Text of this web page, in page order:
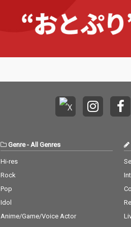
Genre- All Genres
Hi-res
Rock
Pop
Idol
Anime/Game/Voice Actor